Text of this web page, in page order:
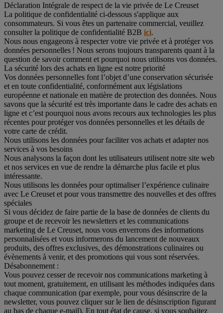
Déclaration Intégrale de respect de la vie privée de Le Creuset
La politique de confidentialité ci-dessous s'applique aux
consommateurs. Si vous êtes un partenaire commercial, veuillez
consulter la politique de confidentialité B2B ici.
Nous nous engageons à respecter votre vie privée et à protéger vos
données personnelles ! Nous serons toujours transparents quant à la
question de savoir comment et pourquoi nous utilisons vos données.
La sécurité lors des achats en ligne est notre priorité
Vos données personnelles font l’objet d’une conservation sécurisée
et en toute confidentialité, conformément aux législations
européenne et nationale en matière de protection des données. Nous
savons que la sécurité est très importante dans le cadre des achats en
ligne et c’est pourquoi nous avons recours aux technologies les plus
récentes pour protéger vos données personnelles et les détails de
votre carte de crédit.
Nous utilisons les données pour faciliter vos achats et adapter nos
services à vos besoins
Nous analysons la façon dont les utilisateurs utilisent notre site web
et nos services en vue de rendre la démarche plus facile et plus
intéressante.
Nous utilisons les données pour optimaliser l’expérience culinaire
avec Le Creuset et pour vous transmettre des nouvelles et des offres
spéciales
Si vous décidez de faire partie de la base de données de clients du
groupe et de recevoir les newsletters et les communications
marketing de Le Creuset, nous vous enverrons des informations
personnalisées et vous informerons du lancement de nouveaux
produits, des offres exclusives, des démonstrations culinaires ou
évènements à venir, et des promotions qui vous sont réservées.
Désabonnement :
Vous pouvez cesser de recevoir nos communications marketing à
tout moment, gratuitement, en utilisant les méthodes indiquées dans
chaque communication (par exemple, pour vous désinscrire de la
newsletter, vous pouvez cliquer sur le lien de désinscription figurant
au bas de chaque e-mail). En tout état de cause, si vous souhaitez